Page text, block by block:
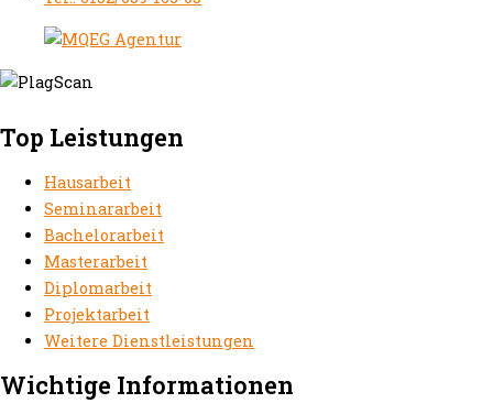
Top Leistungen
Hausarbeit
Seminararbeit
Bachelorarbeit
Masterarbeit
Diplomarbeit
Projektarbeit
Weitere Dienstleistungen
Wichtige Informationen